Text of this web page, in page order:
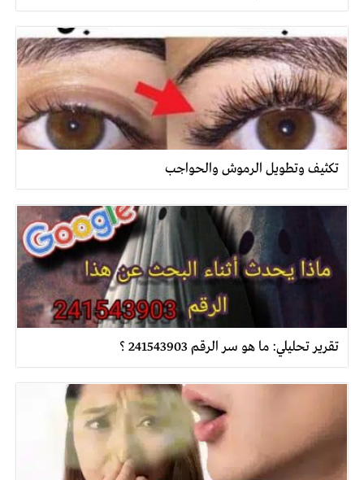
تكثيف وتطويل الرموش والحواجب
تقرير تحليلي: ما هو سر الرقم 241543903 ؟